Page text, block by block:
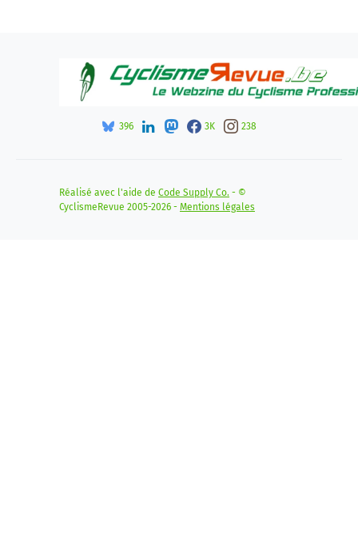
396 3K 238
Réalisé avec l'aide de Code Supply Co. - ©
CyclismeRevue 2005-2026 - Mentions légales